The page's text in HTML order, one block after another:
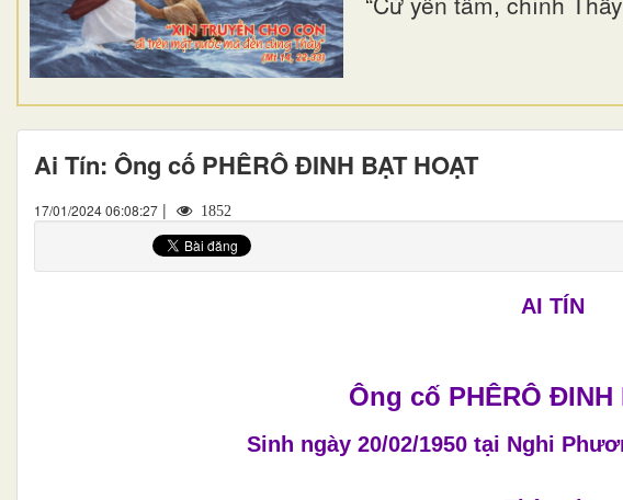
Ai Tín: Ông cố PHÊRÔ ĐINH BẠT HOẠT
17/01/2024 06:08:27 | 1852
AI TÍN
Ông cố PHÊRÔ ĐINH
Sinh ngày 20/02/1950 tại Nghi